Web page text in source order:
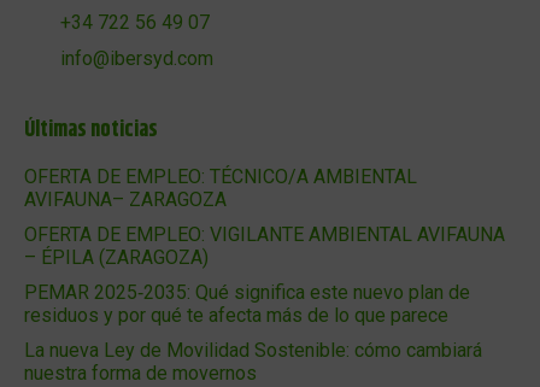
+34 722 56 49 07
info@ibersyd.com
Últimas noticias
OFERTA DE EMPLEO: TÉCNICO/A AMBIENTAL
AVIFAUNA– ZARAGOZA
OFERTA DE EMPLEO: VIGILANTE AMBIENTAL AVIFAUNA
– ÉPILA (ZARAGOZA)
PEMAR 2025‑2035: Qué significa este nuevo plan de
residuos y por qué te afecta más de lo que parece
La nueva Ley de Movilidad Sostenible: cómo cambiará
nuestra forma de movernos